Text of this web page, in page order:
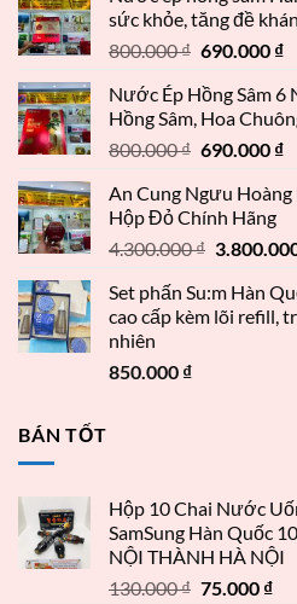
sức khỏe, tăng đề
800.000₫ 690.000 ₫
Nước Ép Hồng Sâm 6
Hồng Sâm, Hoa
800.000₫ 690.000 ₫
An Cung Ngưu
Hộp Đỏ Chính Hãng
4.300.000₫
Set phấn Su:m Hàn
cao cấp kèm lõi refill,
nhiên
850.000 ₫
BÁN TỐT
Hộp 10 Chai Nước
SamSung Hàn Quốc
NỘI THÀNH HÀ NỘI
130.000₫ 75.000 ₫